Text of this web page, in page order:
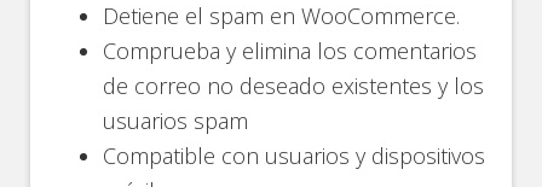
Detiene el spam en WooCommerce.
Comprueba y elimina los comentarios
de correo no deseado existentes y los
usuarios spam
Compatible con usuarios y dispositivos